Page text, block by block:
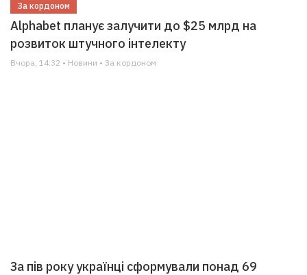
За кордоном
Alphabet планує залучити до $25 млрд на
розвиток штучного інтелекту
Вчора, 14:32 • Новини • За кордоном
За пів року українці сформували понад 69